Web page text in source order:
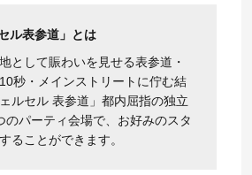
ル表参道」とは
として賑わいを見せる表参道・
秒・メインストリートに佇む結
ルセル 表参道」都内屈指の独立
のパーティ会場で、お好みのスタ
ることができます。